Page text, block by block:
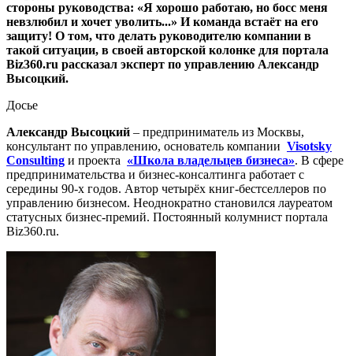
стороны руководства: «Я хорошо работаю, но босс меня
невзлюбил и хочет уволить...» И команда встаёт на его
защиту! О том, что делать руководителю компании в
такой ситуации, в своей авторской колонке для портала
Biz360.ru рассказал эксперт по управлению Александр
Высоцкий.
Досье
Александр Высоцкий – предприниматель из Москвы,
консультант по управлению, основатель компании Visotsky
Consulting и проекта «Школа владельцев бизнеса». В сфере
предпринимательства и бизнес-консалтинга работает с
середины 90-х годов. Автор четырёх книг-бестселлеров по
управлению бизнесом. Неоднократно становился лауреатом
статусных бизнес-премий. Постоянный колумнист портала
Biz360.ru.